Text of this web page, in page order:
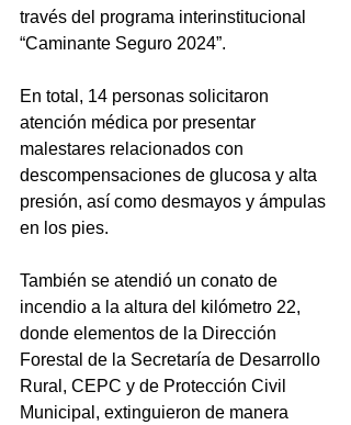
través del programa interinstitucional
“Caminante Seguro 2024”.
En total, 14 personas solicitaron
atención médica por presentar
malestares relacionados con
descompensaciones de glucosa y alta
presión, así como desmayos y ámpulas
en los pies.
También se atendió un conato de
incendio a la altura del kilómetro 22,
donde elementos de la Dirección
Forestal de la Secretaría de Desarrollo
Rural, CEPC y de Protección Civil
Municipal, extinguieron de manera